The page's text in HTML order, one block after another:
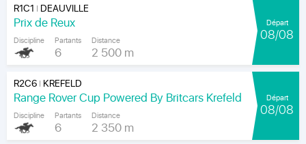
R1C1 | DEAUVILLE
Prix de Reux
Discipline Partants
6
Distance
2 500 m
Départ
08/08
R2C6| KREFELD
Range Rover Cup Powered By Britcars Krefeld
Discipline Partants
6
Distance
2 350 m
Départ
08/08